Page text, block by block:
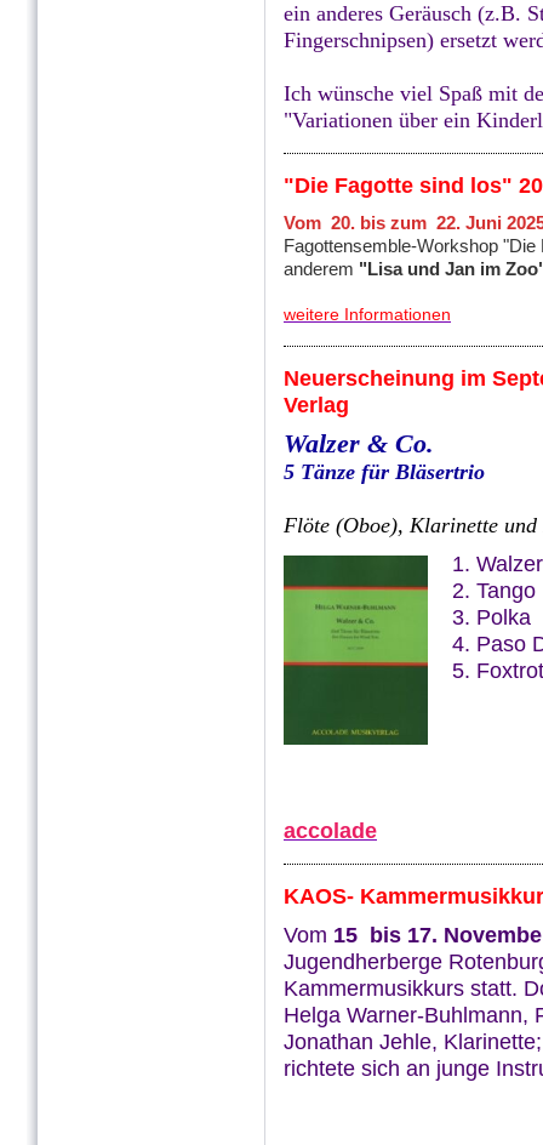
ein anderes Geräusch (z.B.
Fingerschnipsen) ersetzt
Ich wünsche viel Spaß mit
"Variationen über ein
"Die Fagotte sind los"
Vom 20. bis zum 22. Juni
Fagottensemble-Workshop
anderem "Lisa und Jan im
weitere Informationen
Neuerscheinung im
Verlag
Walzer & Co.
5 Tänze für Bläsertrio
Flöte (Oboe), Klarinette und
1. Walzer
2. Tango
3. Polka
4. Paso
5.
accolade
KAOS-
Vom 15 bis 17.
Jugendherberge
Kammermusikkurs statt.
Helga Warner-Buhlmann,
Jonathan Jehle,
richtete sich an junge